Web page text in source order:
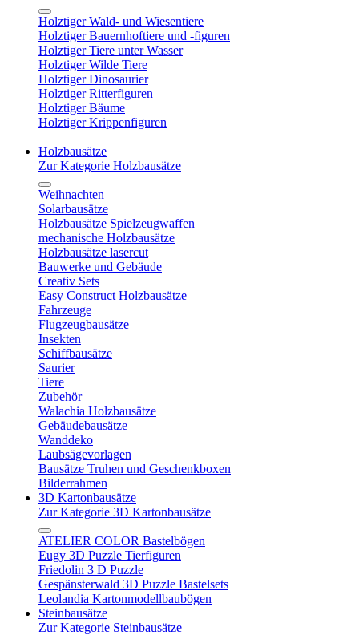
Holztiger Wald- und Wiesentiere
Holztiger Bauernhoftiere und -figuren
Holztiger Tiere unter Wasser
Holztiger Wilde Tiere
Holztiger Dinosaurier
Holztiger Ritterfiguren
Holztiger Bäume
Holztiger Krippenfiguren
Holzbausätze
Zur Kategorie Holzbausätze
Weihnachten
Solarbausätze
Holzbausätze Spielzeugwaffen
mechanische Holzbausätze
Holzbausätze lasercut
Bauwerke und Gebäude
Creativ Sets
Easy Construct Holzbausätze
Fahrzeuge
Flugzeugbausätze
Insekten
Schiffbausätze
Saurier
Tiere
Zubehör
Walachia Holzbausätze
Gebäudebausätze
Wanddeko
Laubsägevorlagen
Bausätze Truhen und Geschenkboxen
Bilderrahmen
3D Kartonbausätze
Zur Kategorie 3D Kartonbausätze
ATELIER COLOR Bastelbögen
Eugy 3D Puzzle Tierfiguren
Friedolin 3 D Puzzle
Gespänsterwald 3D Puzzle Bastelsets
Leolandia Kartonmodellbaubögen
Steinbausätze
Zur Kategorie Steinbausätze